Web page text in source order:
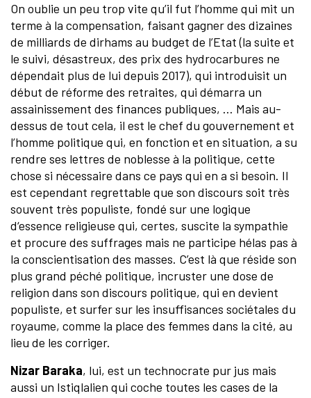
On oublie un peu trop vite qu’il fut l’homme qui mit un
terme à la compensation, faisant gagner des dizaines
de milliards de dirhams au budget de l’Etat (la suite et
le suivi, désastreux, des prix des hydrocarbures ne
dépendait plus de lui depuis 2017), qui introduisit un
début de réforme des retraites, qui démarra un
assainissement des finances publiques, … Mais au-
dessus de tout cela, il est le chef du gouvernement et
l’homme politique qui, en fonction et en situation, a su
rendre ses lettres de noblesse à la politique, cette
chose si nécessaire dans ce pays qui en a si besoin. Il
est cependant regrettable que son discours soit très
souvent très populiste, fondé sur une logique
d‘essence religieuse qui, certes, suscite la sympathie
et procure des suffrages mais ne participe hélas pas à
la conscientisation des masses. C’est là que réside son
plus grand péché politique, incruster une dose de
religion dans son discours politique, qui en devient
populiste, et surfer sur les insuffisances sociétales du
royaume, comme la place des femmes dans la cité, au
lieu de les corriger.
Nizar Baraka, lui, est un technocrate pur jus mais
aussi un Istiqlalien qui coche toutes les cases de la